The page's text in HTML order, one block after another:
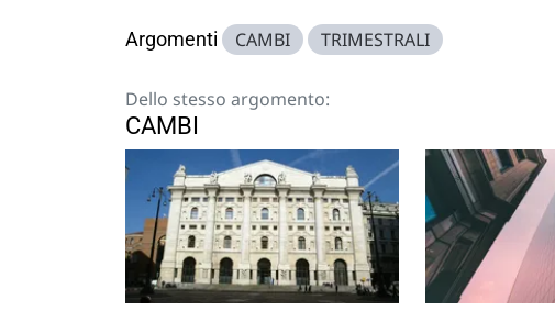
Argomenti CAMBI TRIMESTRALI
Dello stesso argomento:
CAMBI